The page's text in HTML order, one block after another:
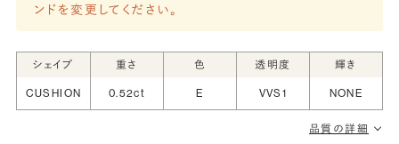
ンドを変更してください。
シェイプ 重さ 色 透明度 輝き
CUSHION 0.52ct E VVS1 NONE
品質の詳細